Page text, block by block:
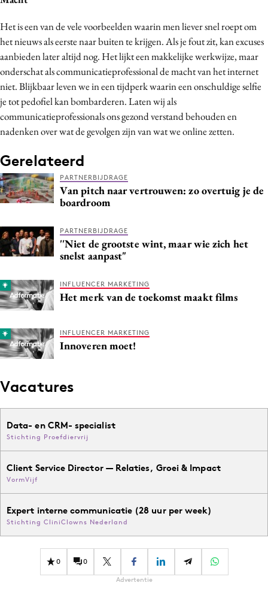
Het is een van de vele voorbeelden waarin men liever snel roept om
het nieuws als eerste naar buiten te krijgen. Als je fout zit, kan excuses
aanbieden later altijd nog. Het lijkt een makkelijke werkwijze, maar
onderschat als communicatieprofessional de macht van het internet
niet. Blijkbaar leven we in een tijdperk waarin een onschuldige selfie
je tot pedofiel kan bombarderen. Laten wij als
communicatieprofessionals ons gezond verstand behouden en
nadenken over wat de gevolgen zijn van wat we online zetten.
Gerelateerd
PARTNERBIJDRAGE
Van pitch naar vertrouwen: zo overtuig je de
boardroom
PARTNERBIJDRAGE
''Niet de grootste wint, maar wie zich het
snelst aanpast"
INFLUENCER MARKETING
Het merk van de toekomst maakt films
INFLUENCER MARKETING
Innoveren moet!
Vacatures
Data- en CRM- specialist
Stichting Proefdiervrij
Client Service Director — Relaties, Groei & Impact
VormVijf
Expert interne communicatie (28 uur per week)
Stichting CliniClowns Nederland
0 0
Advertentie